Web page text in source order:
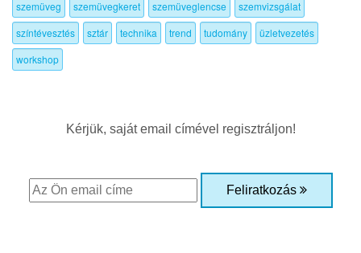
szemüveg
szemüvegkeret szemüveglencse
szemvizsgálat
színtévesztés
sztár technika trend tudomány
üzletvezetés
workshop
Kérjük, saját email címével regisztráljon!
Feliratkozás